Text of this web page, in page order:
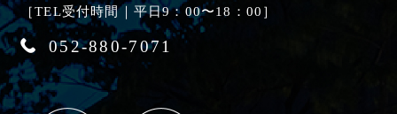
［TEL受付時間｜平日9：00〜18：00］
052-880-7071